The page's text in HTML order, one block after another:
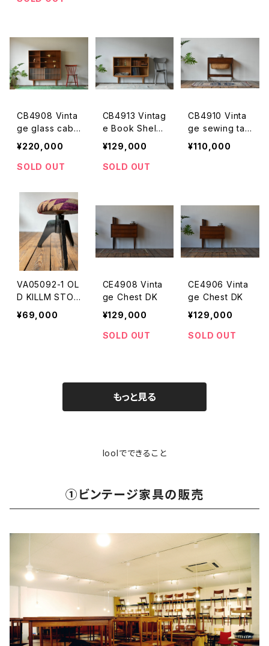
CB4908 Vinta
ge glass cabi
net teak DK
¥220,000
SOLD OUT
CB4913 Vintag
e Book Shelf
oak DK by Po
ul Hundevad
【ポール・ハンデ
¥129,000
SOLD OUT
CB4910 Vinta
ge sewing tab
le rosewood
¥110,000
VA05092-1 OL
D KILLM STOO
L
¥69,000
CE4908 Vinta
ge Chest DK
¥129,000
SOLD OUT
CE4906 Vinta
ge Chest DK
¥129,000
SOLD OUT
もっと見る
loolでできること
①ビンテージ家具の販売